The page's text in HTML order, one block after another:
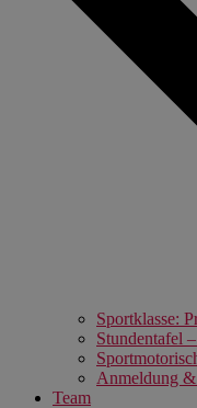
Sportklasse:
Stundentafel
Anmeldung
Team